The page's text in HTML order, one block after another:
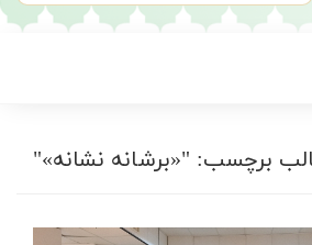
برچسب: "«برشانه نشانه»"